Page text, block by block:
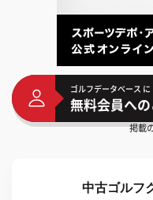
ゴルフデータベース
無料会員へ
掲載
中古ゴルフ